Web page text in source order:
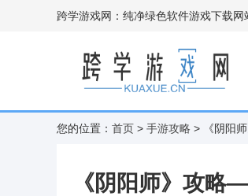
跨学游戏网：纯净绿色软件游戏下载网
您的位置： 首页 > 手游攻略 > 《阴阳
《阴阳师》攻